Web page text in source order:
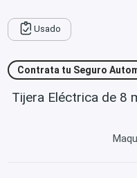
Usado
Contrata tu Seguro
Tijera Eléctrica de 8